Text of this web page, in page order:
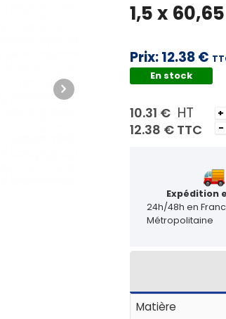
1,5 x 60,65
Prix:12.38 €
En stock
10.31 € HT
12.38 € TTC
+
-
Expédition
24h/48h en
Métropolitaine
Matière